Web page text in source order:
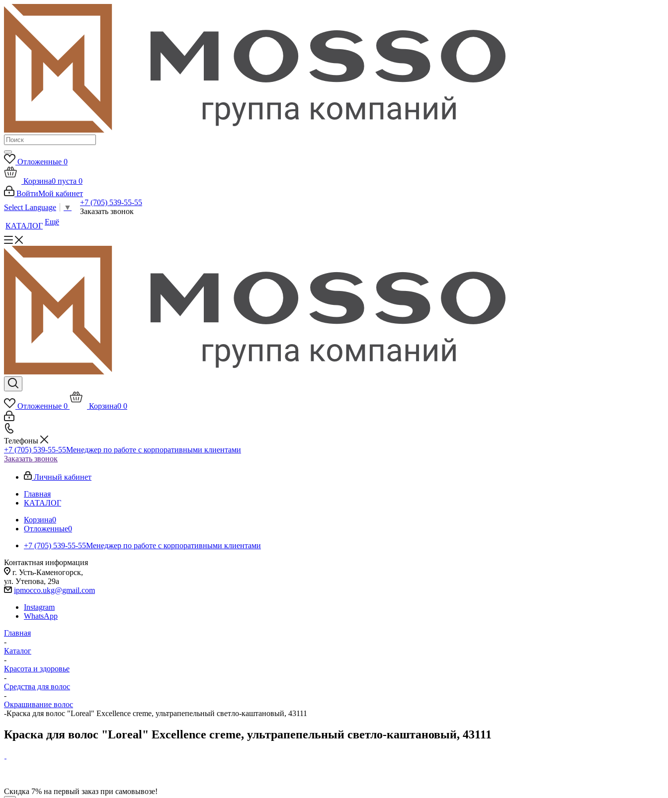
Отложенные 0
Корзина0 пуста 0
ВойтиМой кабинет
Select Language
▼
+7 (705) 539-55-55
Заказать звонок
КАТАЛОГ Ещё
Отложенные 0 Корзина0 0
Телефоны
+7 (705) 539-55-55Менеджер по работе с корпоративными клиентами
Заказать звонок
Личный кабинет
Главная
КАТАЛОГ
Корзина0
Отложенные0
+7 (705) 539-55-55Менеджер по работе с корпоративными клиентами
Контактная информация
г. Усть-Каменогорск,
ул. Утепова, 29а
ipmocco.ukg@gmail.com
Instagram
WhatsApp
Главная
-
Каталог
-
Красота и здоровье
-
Средства для волос
-
Окрашивание волос
-Краска для волос "Loreal" Excellence creme, ультрапепельный светло-каштановый, 43111
Краска для волос "Loreal" Excellence creme, ультрапепельный светло-каштановый, 43111
Скидка 7% на первый заказ при самовывозе!